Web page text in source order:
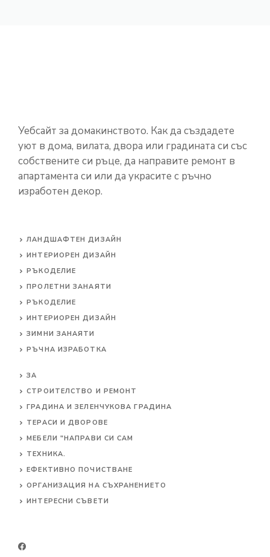
Уебсайт за домакинството. Как да създадете
уют в дома, вилата, двора или градината си със
собствените си ръце, да направите ремонт в
апартамента си или да украсите с ръчно
изработен декор.
ЛАНДШАФТЕН ДИЗАЙН
ИНТЕРИОРЕН ДИЗАЙН
РЪКОДЕЛИЕ
ПРОЛЕТНИ ЗАНАЯТИ
РЪКОДЕЛИЕ
ИНТЕРИОРЕН ДИЗАЙН
ЗИМНИ ЗАНАЯТИ
РЪЧНА ИЗРАБОТКА
ЗА
СТРОИТЕЛСТВО И РЕМОНТ
ГРАДИНА И ЗЕЛЕНЧУКОВА ГРАДИНА
ТЕРАСИ И ДВОРОВЕ
МЕБЕЛИ "НАПРАВИ СИ САМ
ТЕХНИКА.
ЕФЕКТИВНО ПОЧИСТВАНЕ
ОРГАНИЗАЦИЯ НА СЪХРАНЕНИЕТО
ИНТЕРЕСНИ СЪВЕТИ